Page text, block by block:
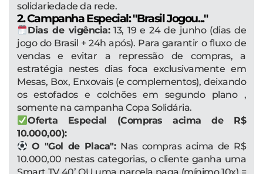
solidariedade da rede.
2. Campanha Especial: "Brasil Jogou..."
Dias de vigência:13, 19 e 24 de junho (dias de
jogo do Brasil + 24h após). Para garantir o fluxo de
vendas e evitar a repressão de compras, a
estratégia nestes dias foca exclusivamente em
Mesas, Box, Enxovais (e complementos), deixando
os estofados e colchões em segundo plano ,
somente na campanha Copa Solidária.
Oferta Especial (Compras acima de R$
10.000,00):
O "Gol de Placa": Nas compras acima de R$
10.000,00 nestas categorias, o cliente ganha uma